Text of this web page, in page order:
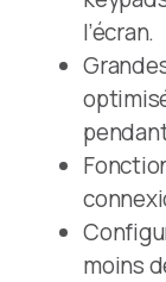
l’écran.
moins